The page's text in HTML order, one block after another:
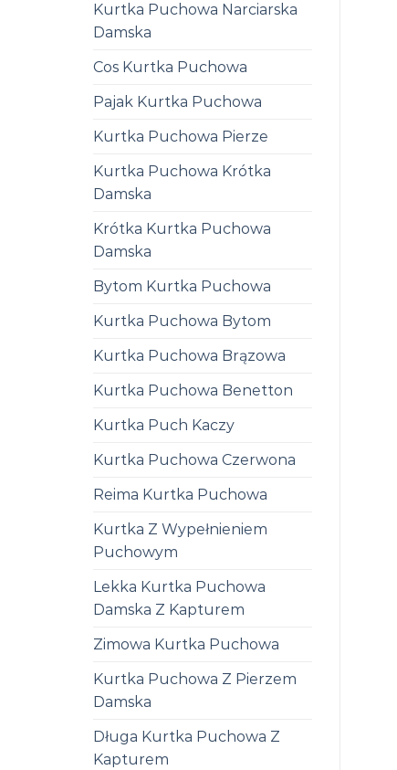
Kurtka Puchowa Narciarska
Damska
Cos Kurtka Puchowa
Pajak Kurtka Puchowa
Kurtka Puchowa Pierze
Kurtka Puchowa Krótka
Damska
Krótka Kurtka Puchowa
Damska
Bytom Kurtka Puchowa
Kurtka Puchowa Bytom
Kurtka Puchowa Brązowa
Kurtka Puchowa Benetton
Kurtka Puch Kaczy
Kurtka Puchowa Czerwona
Reima Kurtka Puchowa
Kurtka Z Wypełnieniem
Puchowym
Lekka Kurtka Puchowa
Damska Z Kapturem
Zimowa Kurtka Puchowa
Kurtka Puchowa Z Pierzem
Damska
Długa Kurtka Puchowa Z
Kapturem